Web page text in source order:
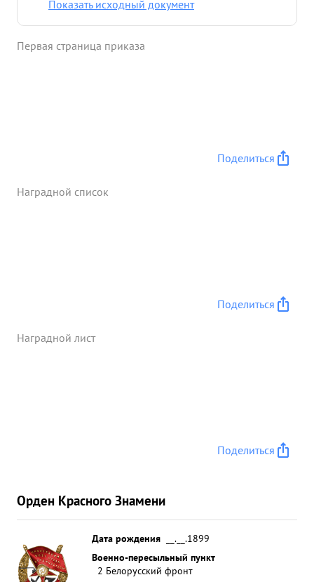
Показать исходный документ
Первая страница приказа
Поделиться
Наградной список
Поделиться
Наградной лист
Поделиться
Орден Красного Знамени
Дата рождения
__.__.1899
Военно-пересыльный пункт
2 Белорусский фронт